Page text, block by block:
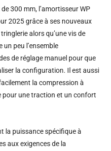
300 mm, l’amortisseur WP
2025 grâce à ses nouveaux
alors qu’une vis de
peu l’ensemble
de réglage manuel pour que
la configuration. Il est aussi
la compression à
pour une traction et un confort
la puissance spécifique à
aux exigences de la